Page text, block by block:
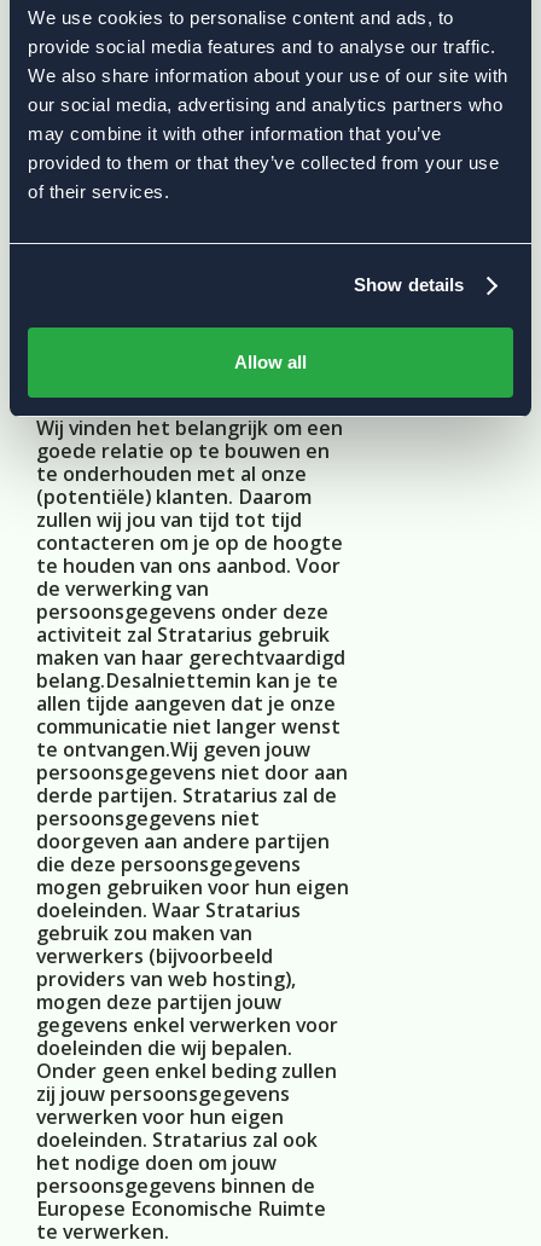
We use cookies to personalise content and ads, to
provide social media features and to analyse our traffic.
We also share information about your use of our site with
our social media, advertising and analytics partners who
may combine it with other information that you’ve
provided to them or that they’ve collected from your use
of their services.
Show details
Allow all
gestelde vragen passend en
accuraat te beantwoorden. Deze
informatie wordt opgenomen in
ons klantensysteem zodat we
onze service naar jou toe verder
kunnen verbeteren. Om jouw
aanvragen tot informatie
adequaat te kunnen behandelen,
bewaren we jouw
ons klant bent. Indien je geen
beantwoord.
Om met jou in contact te
blijven
Wij vinden het belangrijk om een
goede relatie op te bouwen en
te onderhouden met al onze
(potentiële) klanten. Daarom
zullen wij jou van tijd tot tijd
contacteren om je op de hoogte
te houden van ons aanbod. Voor
de verwerking van
persoonsgegevens onder deze
activiteit zal Stratarius gebruik
maken van haar gerechtvaardigd
belang.Desalniettemin kan je te
allen tijde aangeven dat je onze
communicatie niet langer wenst
te ontvangen.Wij geven jouw
persoonsgegevens niet door aan
derde partijen. Stratarius zal de
persoonsgegevens niet
doorgeven aan andere partijen
die deze persoonsgegevens
mogen gebruiken voor hun eigen
doeleinden. Waar Stratarius
gebruik zou maken van
verwerkers (bijvoorbeeld
providers van web hosting),
mogen deze partijen jouw
gegevens enkel verwerken voor
doeleinden die wij bepalen.
Onder geen enkel beding zullen
zij jouw persoonsgegevens
verwerken voor hun eigen
doeleinden. Stratarius zal ook
het nodige doen om jouw
persoonsgegevens binnen de
Europese Economische Ruimte
te verwerken.